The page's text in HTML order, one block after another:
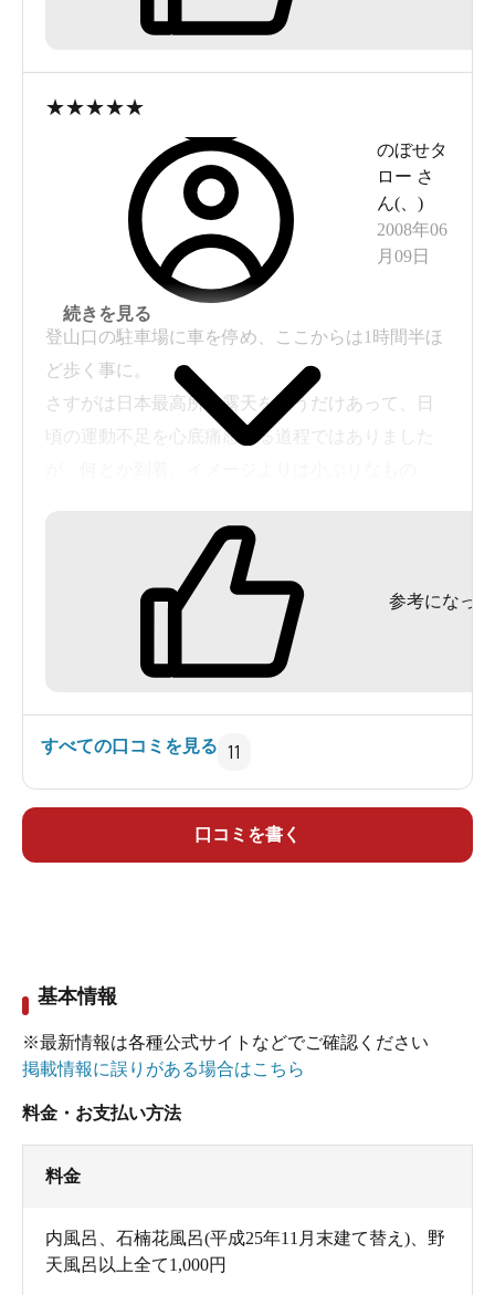
★★★★★
のぼせタ
ロー さ
ん(
)
2008年06
月09日
登山口の駐車場に車を停め、ここからは1時間半ほ
ど歩く事に。
さすがは日本最高所の露天を謳うだけあって、日
頃の運動不足を心底痛感する道程ではありました
た硫黄泉は何よりも代え難い。幸い先客ともタイ
ミング良く入れ替わりで早速入浴。
入浴後暫くすると妙なピリピリ感を全身に感じ
る。成分表は勿論見当たりませんが、酸性度は相
当なものなのかもしれない。このピリピリ感は以
のでした。
続きを見る
参考になった
すべての口コミを見る 11
口コミを書く
基本情報
※最新情報は各種公式サイトなどでご確認ください
掲載情報に誤りがある場合はこちら
料金・お支払い方法
料金
内風呂、石楠花風呂(平成25年11月末建て替え)、野
天風呂以上全て1,000円